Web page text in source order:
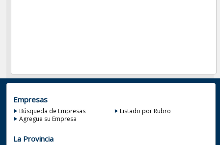
Empresas
Búsqueda de Empresas
Listado por Rubro
Agregue su Empresa
La Provincia